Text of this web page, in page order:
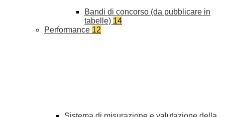
Bandi di concorso (da pubblicare in
tabelle) 14
Performance 12